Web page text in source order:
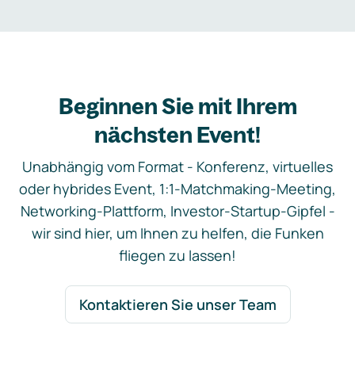
Beginnen Sie mit Ihrem
nächsten Event!
Unabhängig vom Format - Konferenz, virtuelles
oder hybrides Event, 1:1-Matchmaking-Meeting,
Networking-Plattform, Investor-Startup-Gipfel -
wir sind hier, um Ihnen zu helfen, die Funken
fliegen zu lassen!
Kontaktieren Sie unser Team